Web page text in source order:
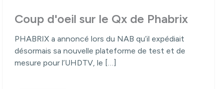
Coup d'oeil sur le Qx de Phabrix
PHABRIX a annoncé lors du NAB qu’il expédiait
désormais sa nouvelle plateforme de test et de
mesure pour l’UHDTV, le […]